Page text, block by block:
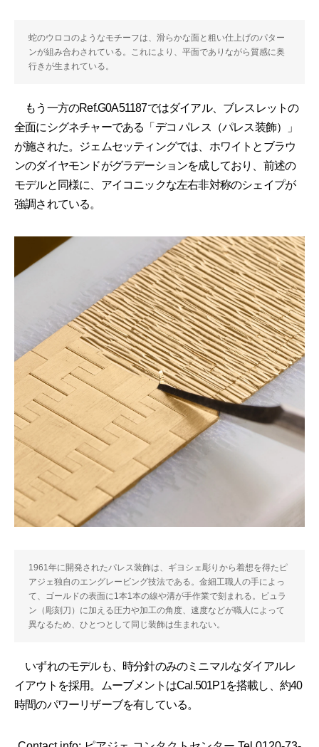
蛇のウロコのようなモチーフは、滑らかな面と粗い仕上げのパター
ンが組み合わされている。これにより、平面でありながら質感に奥
行きが生まれている。
もう一方のRef.G0A51187ではダイアル、ブレスレットの
全面にシグネチャーである「デコ パレス（パレス装飾）」
が施された。ジェムセッティングでは、ホワイトとブラウ
ンのダイヤモンドがグラデーションを成しており、前述の
モデルと同様に、アイコニックな左右非対称のシェイプが
強調されている。
1961年に開発されたパレス装飾は、ギヨシェ彫りから着想を得たピ
アジェ独自のエングレービング技法である。金細工職人の手によっ
て、ゴールドの表面に1本1本の線や溝が手作業で刻まれる。ビュラ
ン（彫刻刀）に加える圧力や加工の角度、速度などが職人によって
異なるため、ひとつとして同じ装飾は生まれない。
いずれのモデルも、時分針のみのミニマルなダイアルレ
イアウトを採用。ムーブメントはCal.501P1を搭載し、約40
時間のパワーリザーブを有している。